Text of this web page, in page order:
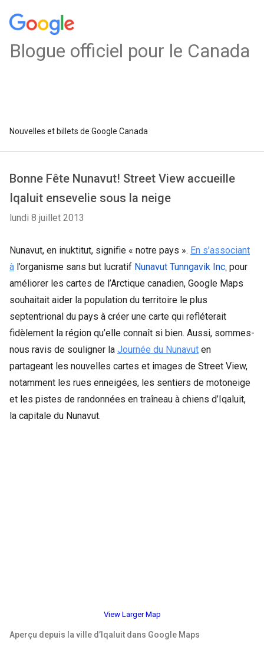
Blogue officiel pour le Canada
Nouvelles et billets de Google Canada
Bonne Fête Nunavut! Street View accueille
Iqaluit ensevelie sous la neige
lundi 8 juillet 2013
Nunavut, en inuktitut, signifie « notre pays ». En s’associant
à l’organisme sans but lucratif Nunavut Tunngavik Inc. pour
améliorer les cartes de l’Arctique canadien, Google Maps
souhaitait aider la population du territoire le plus
septentrional du pays à créer une carte qui refléterait
fidèlement la région qu’elle connaît si bien. Aussi, sommes-
nous ravis de souligner la Journée du Nunavut en
partageant les nouvelles cartes et images de Street View,
notamment les rues enneigées, les sentiers de motoneige
et les pistes de randonnées en traîneau à chiens d’Iqaluit,
la capitale du Nunavut.
View Larger Map
Aperçu depuis la ville d’Iqaluit dans Google Maps